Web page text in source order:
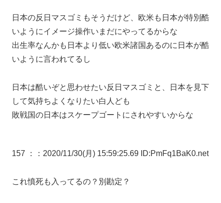
日本の反日マスゴミもそうだけど、欧米も日本が特別酷
いようにイメージ操作いまだにやってるからな
出生率なんかも日本より低い欧米諸国あるのに日本が酷
いように言われてるし
日本は酷いぞと思わせたい反日マスゴミと、日本を見下
して気持ちよくなりたい白人ども
敗戦国の日本はスケープゴートにされやすいからな
157 ： ：2020/11/30(月) 15:59:25.69 ID:PmFq1BaK0.net
これ憤死も入ってるの？別勘定？